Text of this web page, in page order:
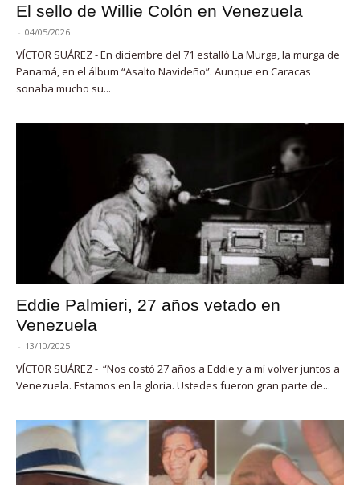
El sello de Willie Colón en Venezuela
- 04/05/2026
VÍCTOR SUÁREZ - En diciembre del 71 estalló La Murga, la murga de
Panamá, en el álbum “Asalto Navideño”. Aunque en Caracas
sonaba mucho su...
Eddie Palmieri, 27 años vetado en
Venezuela
- 13/10/2025
VÍCTOR SUÁREZ - “Nos costó 27 años a Eddie y a mí volver juntos a
Venezuela. Estamos en la gloria. Ustedes fueron gran parte de...